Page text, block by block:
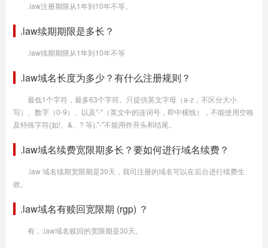
.law注册期限从1年到10年不等。
.law续期期限是多长？
.law续期期限从1年到10年不等
.law域名长度为多少？有什么注册规则？
最低1个字符，最多63个字符。只提供英文字母（a-z，不区分大小
写）、数字（0-9）、以及"-"（英文中的连词号，即中横线），不能使用空格
及特殊字符(如!、&、? 等),"-"不能用作开头和结尾。
.law域名续费宽限期多长？要如何进行域名续费？
.law 域名续期宽限期是30天，我司注册的域名可以在后台进行续费生
效。
.law域名有赎回宽限期 (rgp) ？
有，.law域名赎回的宽限期是30天。